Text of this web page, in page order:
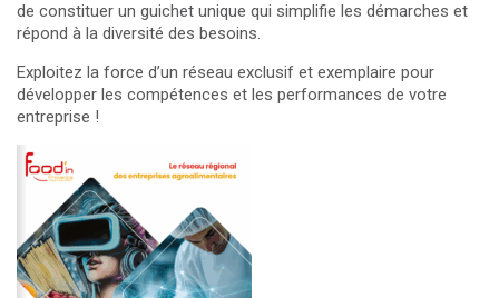
de constituer un guichet unique qui simplifie les démarches et
répond à la diversité des besoins.
Exploitez la force d’un réseau exclusif et exemplaire pour
développer les compétences et les performances de votre
entreprise !